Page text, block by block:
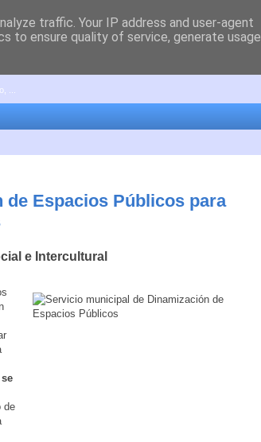
...
Espacios Públicos para
e Intercultural
de
traffic. Your IP address and user-agent
to ensure quality of service, generate usage